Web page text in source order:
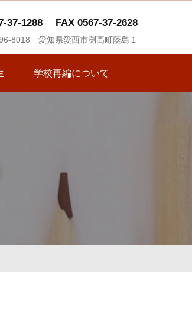
37-1288 FAX 0567-37-2628
8018 愛知県愛西市渕高町蔭島１
学校再編について